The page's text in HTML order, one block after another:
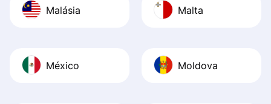
Malásia Malta
México Moldova